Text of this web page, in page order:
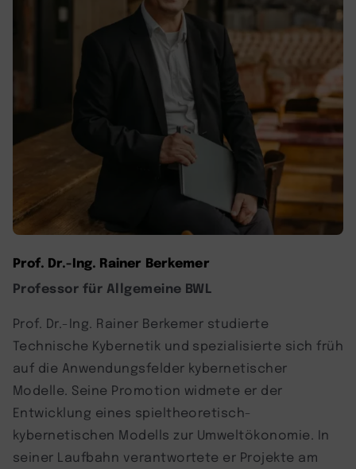
Prof. Dr.-Ing. Rainer Berkemer
Professor für Allgemeine BWL
Prof. Dr.-Ing. Rainer Berkemer studierte
Technische Kybernetik und spezialisierte sich früh
auf die Anwendungsfelder kybernetischer
Modelle. Seine Promotion widmete er der
Entwicklung eines spieltheoretisch-
kybernetischen Modells zur Umweltökonomie. In
seiner Laufbahn verantwortete er Projekte am